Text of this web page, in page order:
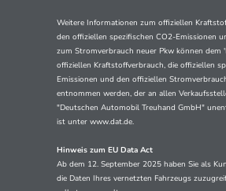
Weitere Informationen zum offiziellen
den offiziellen spezifischen CO2-Emissionen
zum Stromverbrauch neuer Pkw können dem
offiziellen Kraftstoffverbrauch, die offiziellen
Emissionen und den offiziellen
entnommen werden, der an allen
"Deutschen Automobil Treuhand GmbH"
ist unter www.dat.de.
Hinweis zum EU Data Act
Ab dem 12. September 2025 haben Sie als
die Daten Ihres vernetzten Fahrzeugs